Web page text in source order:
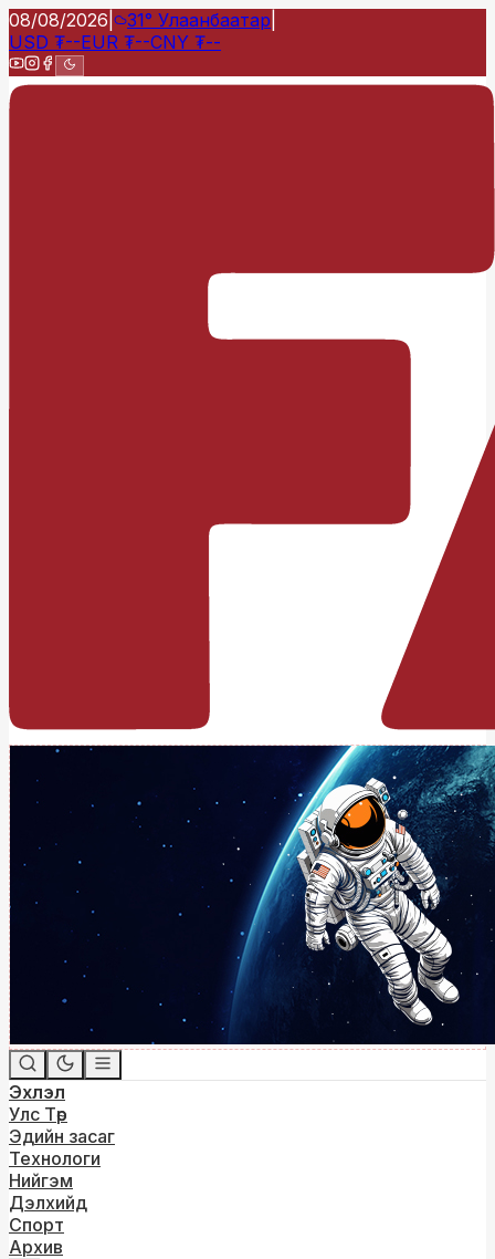
08/08/2026 31° Улаанбаатар
USD ₮--EUR ₮--CNY ₮--
Эхлэл
Улс Төр
Эдийн засаг
Технологи
Нийгэм
Дэлхийд
Спорт
Архив